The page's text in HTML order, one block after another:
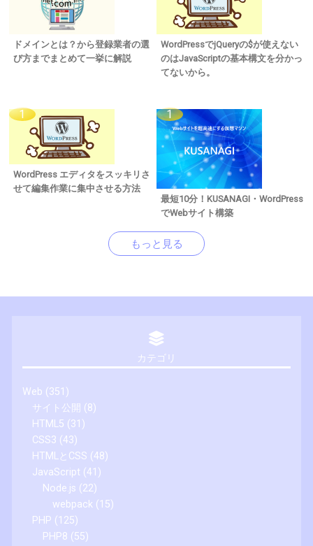
ドメインとは？から登録業者の選
び方までまとめて一挙に解説
WordPressでjQueryの$が使えない
のはJavaScriptの基本構文を分かっ
てないから。
WordPress エディタをスッキリさ
せて編集作業に集中させる方法
最短10分！KUSANAGI・WordPress
でWebサイト構築
もっと見る
カテゴリ
Web (351)
サイト公開 (8)
HTML5 (31)
CSS3 (43)
HTMLとCSS (48)
JavaScript (41)
Node.js (22)
webpack (15)
PHP (125)
PHP8 (55)